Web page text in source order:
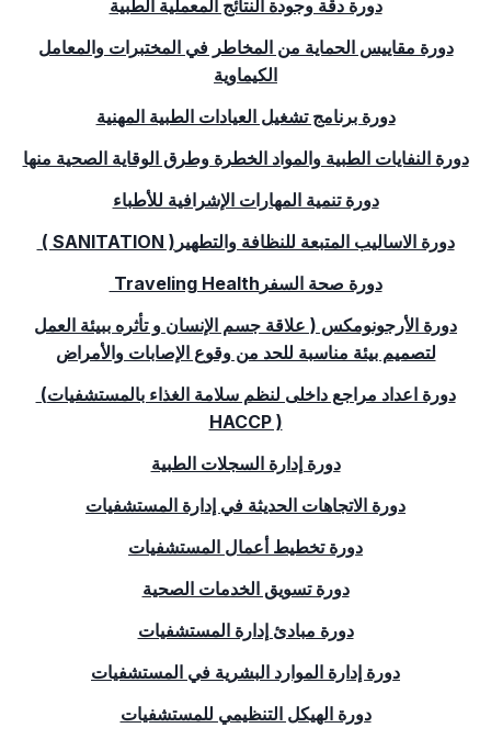
دورة دقة وجودة النتائج المعملية الطبية
دورة مقاييس الحماية من المخاطر في المختبرات والمعامل
الكيماوية
دورة برنامج تشغيل العيادات الطبية المهنية
دورة النفايات الطبية والمواد الخطرة وطرق الوقاية الصحية منها
دورة تنمية المهارات الإشرافية للأطباء
دورة الاساليب المتبعة للنظافة والتطهير( SANITATION )
دورة صحة السفرTraveling Health
دورة الأرجونومكس ( علاقة جسم الإنسان و تأثره ببيئة العمل
لتصميم بيئة مناسبة للحد من وقوع الإصابات والأمراض
دورة اعداد مراجع داخلى لنظم سلامة الغذاء بالمستشفيات(
HACCP )
دورة إدارة السجلات الطبية
دورة الاتجاهات الحديثة في إدارة المستشفيات
دورة تخطيط أعمال المستشفيات
دورة تسويق الخدمات الصحية
دورة مبادئ إدارة المستشفيات
دورة إدارة الموارد البشرية في المستشفيات
دورة الهيكل التنظيمي للمستشفيات